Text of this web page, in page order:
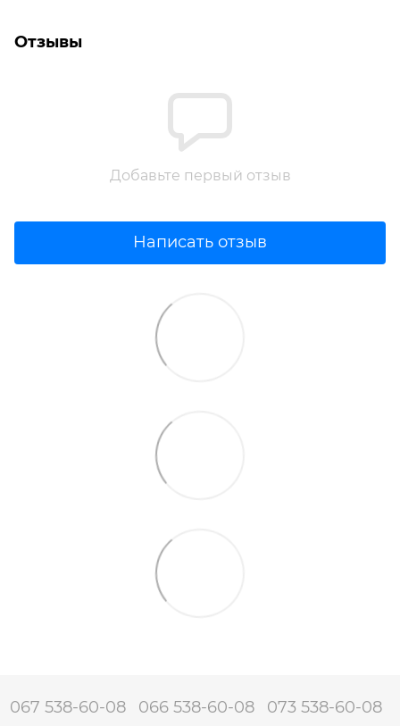
Отзывы
Добавьте первый отзыв
Написать отзыв
067 538-60-08 066 538-60-08 073 538-60-08